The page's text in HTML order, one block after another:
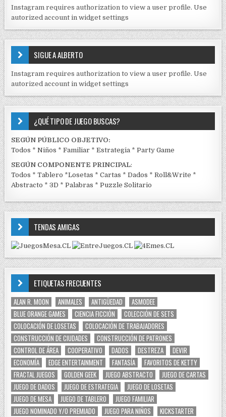
I
D
S
E
J
C
K
Instagram requires authorization to view a user profile. Use
autorized account in widget settings
SIGUE A ALBERTO
Instagram requires authorization to view a user profile. Use
autorized account in widget settings
¿QUÉ TIPO DE JUEGO BUSCAS?
SEGÚN PÚBLICO OBJETIVO:
Todos *Niños *Familiar *Estrategia *Party Game
SEGÚN COMPONENTE PRINCIPAL:
Todos *Tablero *Losetas *Cartas *Dados *Roll&Write *
Abstracto *3D *Palabras *Puzzle Solitario
TENDAS AMIGAS
ETIQUETAS FRECUENTES
ALAN R. MOON ANIMALES ANTIGÜEDAD
ASMODEE
BLUE ORANGE GAMES
CIENCIA FICCIÓN
COLECCIÓN DE SETS
COLOCACIÓN DE LOSETAS
COLOCACIÓN DE TRABAJADORES
CONSTRUCCIÓN DE CIUDADES
CONSTRUCCIÓN DE PATRONES
CONTROL DE ÁREA
COOPERATIVO DADOS DESTREZA
DEVIR
ECONOMÍA
EDGE ENTERTAINMENT FANTASÍA
FAVORITOS DE KETTY
FRACTAL JUEGOS
GOLDEN GEEK JUEGO ABSTRACTO
JUEGO DE CARTAS
JUEGO DE DADOS
JUEGO DE ESTRATEGIA
JUEGO DE LOSETAS
JUEGO DE MESA
JUEGO DE TABLERO
JUEGO FAMILIAR
JUEGO NOMINADO Y/O PREMIADO
JUEGO PARA NIÑOS
KICKSTARTER